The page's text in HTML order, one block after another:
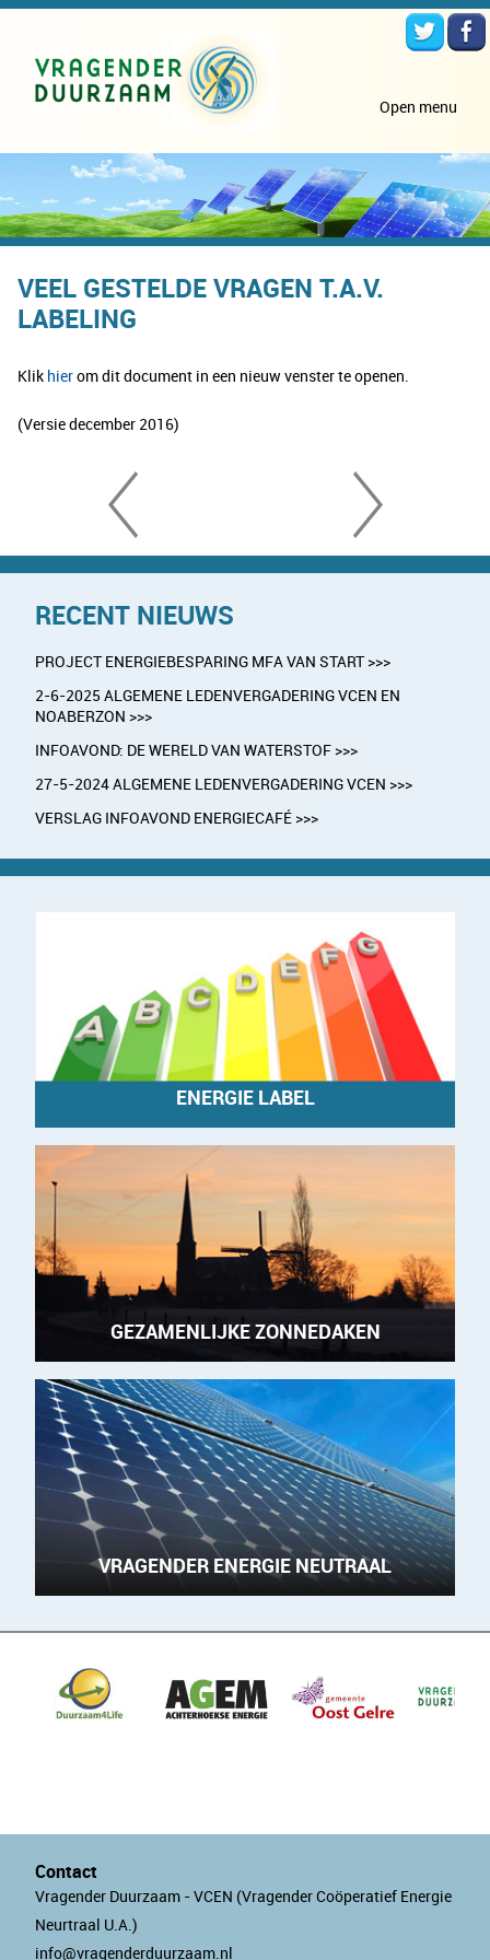
Open menu
VEEL GESTELDE VRAGEN T.A.V.
LABELING
Klik hierom dit document in een nieuw venster te openen.
(Versie december 2016)
RECENT NIEUWS
PROJECT ENERGIEBESPARING MFA VAN START >>>
2-6-2025 ALGEMENE LEDENVERGADERING VCEN EN
NOABERZON >>>
INFOAVOND: DE WERELD VAN WATERSTOF >>>
27-5-2024 ALGEMENE LEDENVERGADERING VCEN >>>
VERSLAG INFOAVOND ENERGIECAFÉ >>>
ENERGIE LABEL
GEZAMENLIJKE ZONNEDAKEN
VRAGENDER ENERGIE NEUTRAAL
Contact
Vragender Duurzaam - VCEN (Vragender Coöperatief Energie
Neurtraal U.A.)
info@vragenderduurzaam.nl